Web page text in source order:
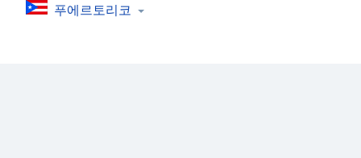
Beginning푸에르토리코